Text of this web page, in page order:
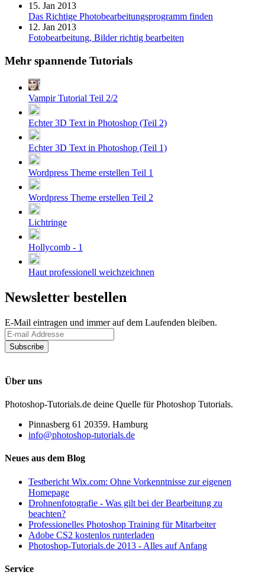
15. Jan 2013
Das Richtige Photobearbeitungsprogramm finden
12. Jan 2013
Fotobearbeitung, Bilder richtig bearbeiten
Mehr spannende Tutorials
Vampir Tutorial Teil 2/2
Echter 3D Text in Photoshop (Teil 2)
Echter 3D Text in Photoshop (Teil 1)
Wordpress Theme erstellen Teil 1
Wordpress Theme erstellen Teil 2
Lichtringe
Hollycomb - 1
Haut professionell weichzeichnen
Newsletter bestellen
E-Mail eintragen und immer auf dem Laufenden bleiben.
Über uns
Photoshop-Tutorials.de deine Quelle für Photoshop Tutorials.
Pinnasberg 61 20359. Hamburg
info@photoshop-tutorials.de
Neues aus dem Blog
Testbericht Wix.com: Ohne Vorkenntnisse zur eigenen
Homepage
Drohnenfotografie - Was gilt bei der Bearbeitung zu
beachten?
Professionelles Photoshop Training für Mitarbeiter
Adobe CS2 kostenlos runterladen
Photoshop-Tutorials.de 2013 - Alles auf Anfang
Service